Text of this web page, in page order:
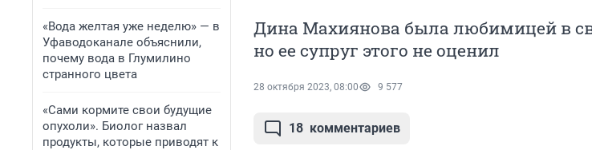
«Вода желтая уже неделю» — в
Уфаводоканале объяснили,
почему вода в Глумилино
странного цвета
«Сами кормите свои будущие
опухоли». Биолог назвал
продукты, которые приводят к
Дина Махиянова была любимицей в
но ее супруг этого не оценил
28 октября 2023, 08:00 9 577
18 комментариев